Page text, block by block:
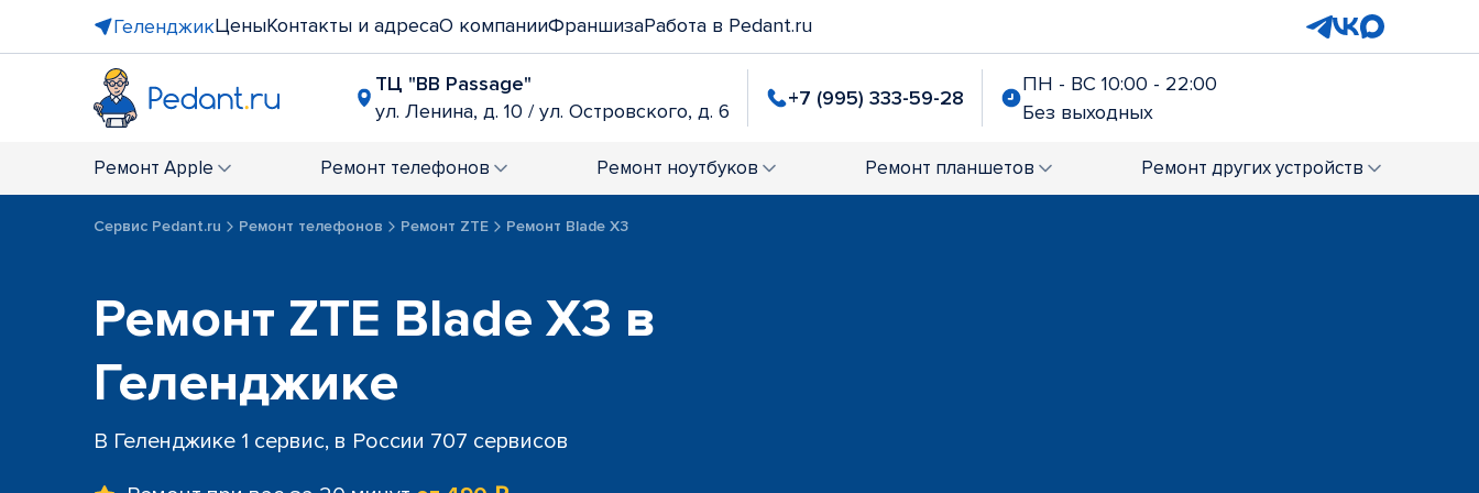
ГеленджикЦеныКонтакты и адресаО компанииФраншизаРабота в Pedant.ru
ТЦ "BB Passage"
ул. Ленина, д. 10 / ул. Островского, д. 6
+7 (995) 333-59-28
ПН - ВС 10:00 - 22:00
Без выходных
Ремонт Apple Ремонт телефонов Ремонт ноутбуков Ремонт планшетов Ремонт других устройств
Сервис Pedant.ru Ремонт телефонов Ремонт ZTE Ремонт Blade X3
Ремонт ZTE Blade X3 в
Геленджике
В Геленджике 1 сервис, в России 707 сервисов